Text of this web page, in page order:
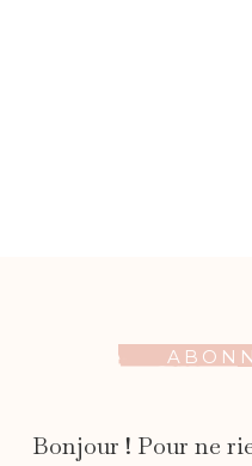
Bonjour ! Pour ne